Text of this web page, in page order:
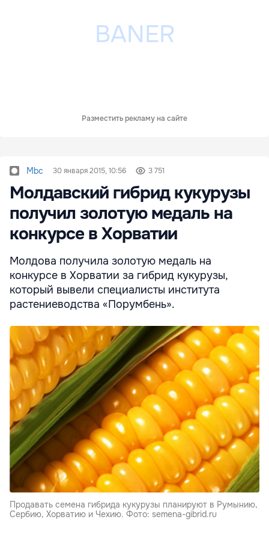
Разместить рекламу на сайте
Mbc 30 января 2015, 10:56 3 751
Молдавский гибрид кукурузы
получил золотую медаль на
конкурсе в Хорватии
Молдова получила золотую медаль на
конкурсе в Хорватии за гибрид кукурузы,
который вывели специалисты института
растениеводства «Порумбень».
Продавать семена гибрида кукурузы планируют в Румынию,
Сербию, Хорватию и Чехию. Фото: semena-gibrid.ru